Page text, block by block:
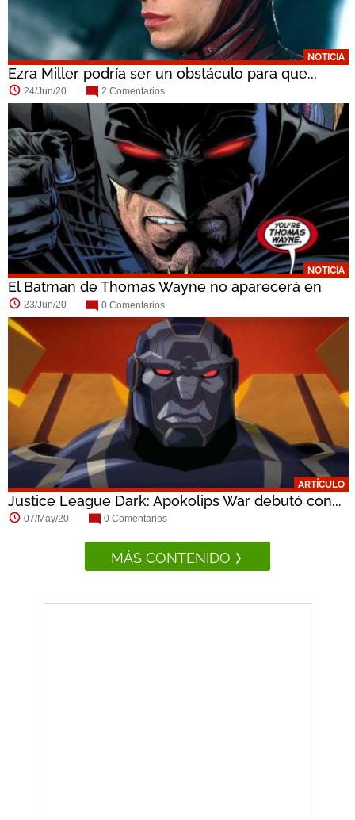
NOTICIA
Ezra Miller podría ser un obstáculo para que...
24/Jun/20 2 Comentarios
NOTICIA
El Batman de Thomas Wayne no aparecerá en
The...
23/Jun/20 0 Comentarios
ARTÍCULO
Justice League Dark: Apokolips War debutó con...
07/May/20 0 Comentarios
MÁS CONTENIDO